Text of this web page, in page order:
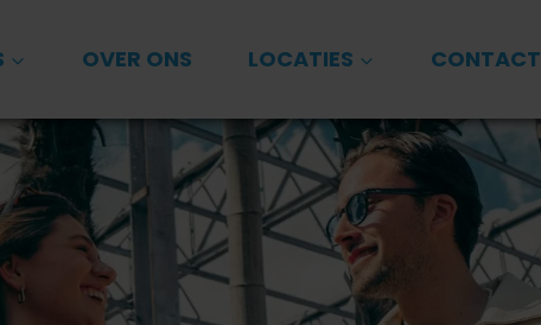
OVER ONS LOCATIES CONTACT